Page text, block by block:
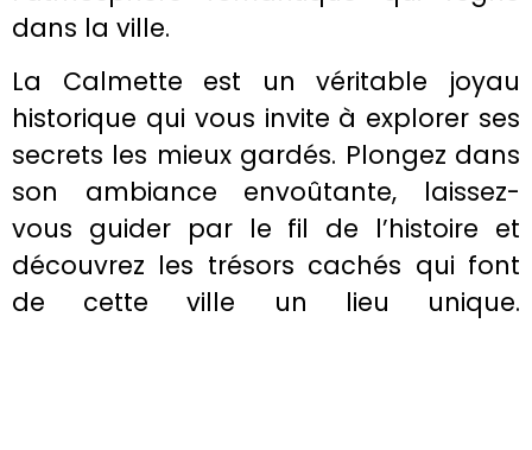
dans la ville.
La Calmette est un véritable joyau
historique qui vous invite à explorer ses
secrets les mieux gardés. Plongez dans
son ambiance envoûtante, laissez-
vous guider par le fil de l’histoire et
découvrez les trésors cachés qui font
de cette ville un lieu unique.